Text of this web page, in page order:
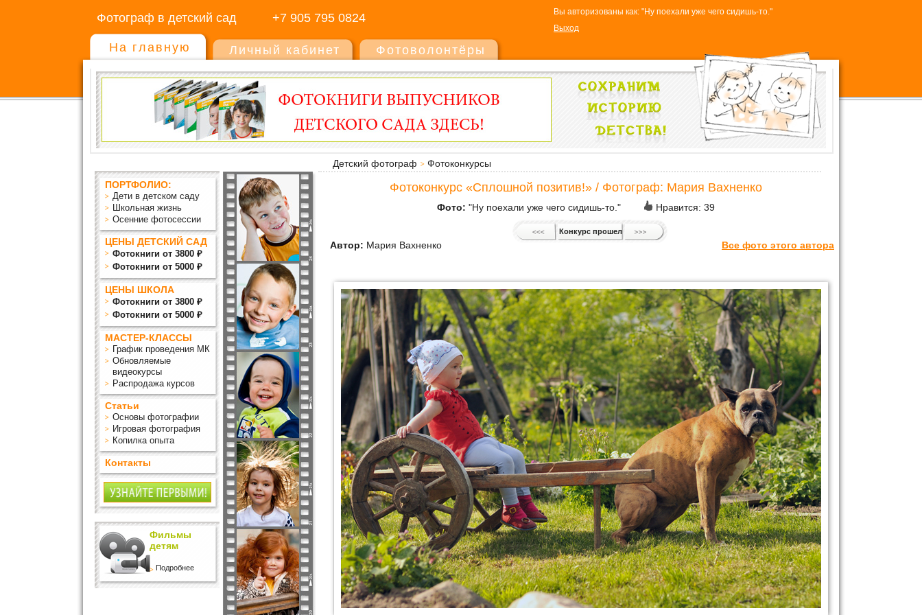
Фотограф в детский сад +7 905 795 0824
Вы авторизованы как: "Ну поехали уже чего сидишь-то."
Выход
На главную Личный кабинет Фотоволонтёры
Детский фотограф
Фотоконкурсы
ПОРТФОЛИО:
Дети в детском саду
Школьная жизнь
Осенние фотосессии
ЦЕНЫ ДЕТСКИЙ САД
Фотокниги от 3800 ₽
Фотокниги от 5000 ₽
ЦЕНЫ ШКОЛА
Фотокниги от 3800 ₽
Фотокниги от 5000 ₽
МАСТЕР-КЛАССЫ
График проведения МК
Обновляемые
видеокурсы
Распродажа курсов
Статьи
Основы фотографии
Игровая фотография
Копилка опыта
Контакты
Фильмы
детям
Подробнее
Фотоконкурс «Сплошной позитив!» / Фотограф: Мария Вахненко
Фото: "Ну поехали уже чего сидишь-то." Нравится: 39
Автор: Мария Вахненко
Конкурс прошел
Все фото этого автора